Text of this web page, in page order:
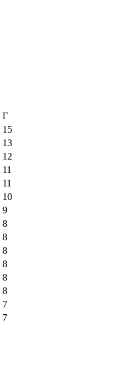
Г
15
13
12
11
11
10
9
8
8
8
8
8
8
7
7